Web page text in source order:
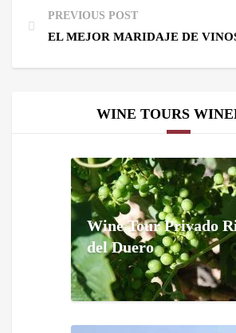
PREVIOUS POST
EL MEJOR MARIDAJE DE
WINE TOURS
Wine Tour Privado
del Duero